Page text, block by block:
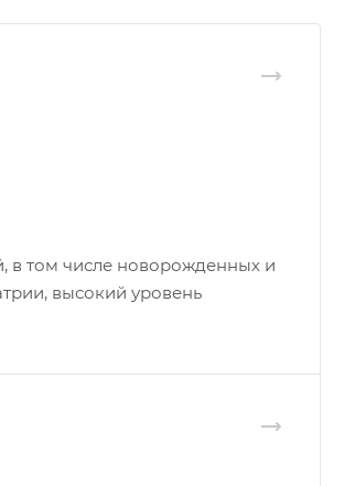
в том числе новорожденных и
высокий уровень